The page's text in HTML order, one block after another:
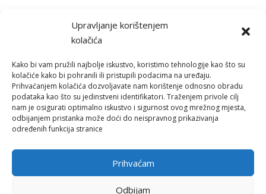
Upravljanje korištenjem
kolačića
Kako bi vam pružili najbolje iskustvo, koristimo tehnologije kao što su
kolačiće kako bi pohranili ili pristupili podacima na uređaju.
Prihvaćanjem kolačića dozvoljavate nam korištenje odnosno obradu
podataka kao što su jedinstveni identifikatori. Traženjem privole cilj
nam je osigurati optimalno iskustvo i sigurnost ovog mrežnog mjesta,
odbijanjem pristanka može doći do neispravnog prikazivanja
određenih funkcija stranice
Prihvaćam
Odbijam
Izradu web stranice sufinancirala je Europska unija iz Europskog
socijalnog fonda.
www.strukturnifondovi.hr www.esf.hr